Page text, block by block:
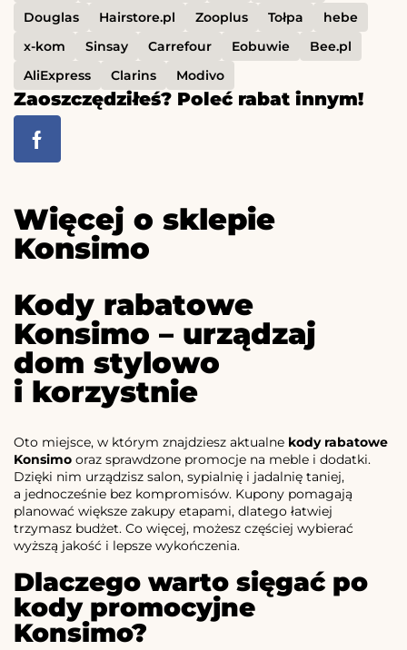
Douglas
Hairstore.pl Zooplus Tołpa
hebe
x-kom
Sinsay Carrefour Eobuwie
Bee.pl
AliExpress
Clarins Modivo
Zaoszczędziłeś? Poleć rabat innym!
Więcej o sklepie
Konsimo
Kody rabatowe
Konsimo – urządzaj
dom stylowo
i korzystnie
Oto miejsce, w którym znajdziesz aktualne kody rabatowe
Konsimo oraz sprawdzone promocje na meble i dodatki.
Dzięki nim urządzisz salon, sypialnię i jadalnię taniej,
a jednocześnie bez kompromisów. Kupony pomagają
planować większe zakupy etapami, dlatego łatwiej
trzymasz budżet. Co więcej, możesz częściej wybierać
wyższą jakość i lepsze wykończenia.
Dlaczego warto sięgać po
kody promocyjne
Konsimo?